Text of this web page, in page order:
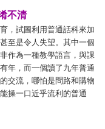
不清
，試圖利用普通話科來加
至是令人失望。其中一個
作為一種教學語言，與課
年，而一個讀了九年普通
交流，哪怕是問路和購物
操一口近乎流利的普通